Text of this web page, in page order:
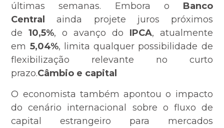
últimas semanas. Embora o Banco
Central
ainda projete juros próximos
de10,5%, o avanço do IPCA, atualmente
em 5,04%, limita qualquer possibilidade de
flexibilização relevante no curto
prazo.Câmbio e capital
O economista também apontou o impacto
do cenário internacional sobre o fluxo de
capital estrangeiro para mercados